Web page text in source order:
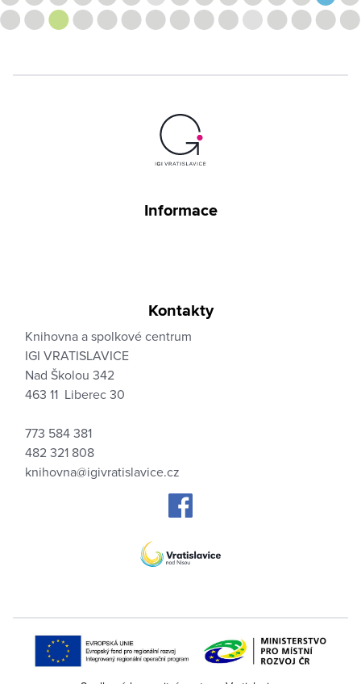
Informace
Kontakty
Knihovna a spolkové centrum
IGI VRATISLAVICE
Nad Školou 342
463 11 Liberec 30
773 584 381
482 321 808
knihovna@igivratislavice.cz